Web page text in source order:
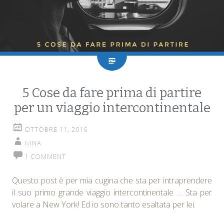
5 Cose da fare prima di partire
per un viaggio intercontinentale
OTTOBRE 11, 2016
GINA
1 COMMENT
Questo post è per mia cugina che sta per intraprendere
il suo primo grande viaggio intercontinentale … Sta per
volare a New York! Ed io sono tanto esaltata per lei.